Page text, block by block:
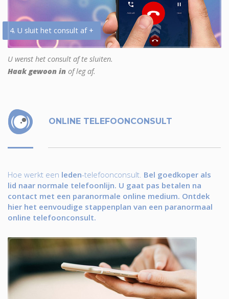
4. U sluit het consult af +
U wenst het consult af te sluiten.
Haak gewoon in of leg af.
ONLINE TELEFOONCONSULT
Hoe werkt een leden-telefoonconsult. Bel goedkoper als
lid naar normale telefoonlijn. U gaat pas betalen na
contact met een paranormale online medium. Ontdek
hier het eenvoudige stappenplan van een paranormaal
online telefoonconsult.